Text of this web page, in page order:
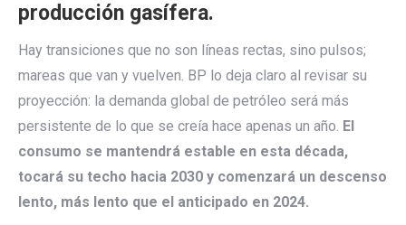
producción gasífera.
Hay transiciones que no son líneas rectas, sino pulsos;
mareas que van y vuelven. BP lo deja claro al revisar su
proyección: la demanda global de petróleo será más
persistente de lo que se creía hace apenas un año. El
consumo se mantendrá estable en esta década,
tocará su techo hacia 2030 y comenzará un descenso
lento, más lento que el anticipado en 2024.